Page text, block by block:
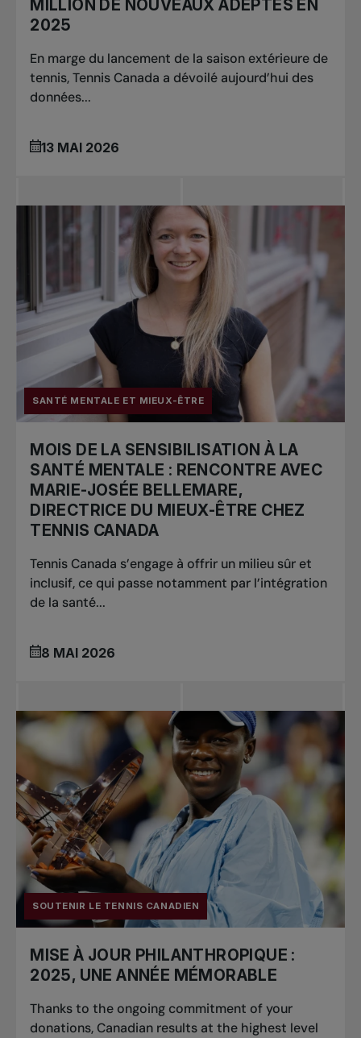
MILLION DE NOUVEAUX ADEPTES EN
2025
En marge du lancement de la saison extérieure de
tennis, Tennis Canada a dévoilé aujourd’hui des
données...
13 MAI 2026
SANTÉ MENTALE ET MIEUX-ÊTRE
MOIS DE LA SENSIBILISATION À LA
SANTÉ MENTALE : RENCONTRE AVEC
MARIE-JOSÉE BELLEMARE,
DIRECTRICE DU MIEUX-ÊTRE CHEZ
TENNIS CANADA
Tennis Canada s’engage à offrir un milieu sûr et
inclusif, ce qui passe notamment par l’intégration
de la santé...
8 MAI 2026
SOUTENIR LE TENNIS CANADIEN
MISE À JOUR PHILANTHROPIQUE :
2025, UNE ANNÉE MÉMORABLE
Thanks to the ongoing commitment of your
donations, Canadian results at the highest level